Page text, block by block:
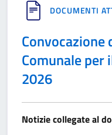
DOCUMENTI
Convocazione
Comunale
2026
Notizie collegate al